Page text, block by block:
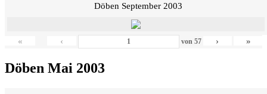
Döben September 2003
« ‹ von 57 › »
Döben Mai 2003